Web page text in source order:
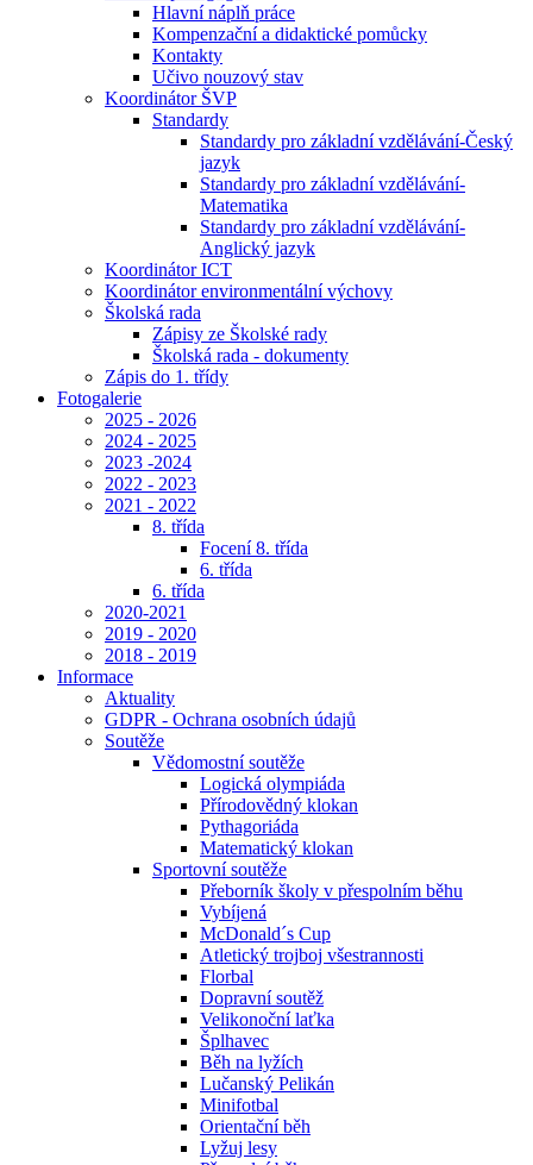
Hlavní náplň práce
Kompenzační a didaktické pomůcky
Kontakty
Učivo nouzový stav
Koordinátor ŠVP
Standardy
Standardy pro základní vzdělávání-Český
jazyk
Standardy pro základní vzdělávání-
Matematika
Standardy pro základní vzdělávání-
Anglický jazyk
Koordinátor ICT
Koordinátor environmentální výchovy
Školská rada
Zápisy ze Školské rady
Školská rada - dokumenty
Zápis do 1. třídy
Fotogalerie
2025 - 2026
2024 - 2025
2023 -2024
2022 - 2023
2021 - 2022
8. třída
Focení 8. třída
6. třída
6. třída
2020-2021
2019 - 2020
2018 - 2019
Informace
Aktuality
GDPR - Ochrana osobních údajů
Soutěže
Vědomostní soutěže
Logická olympiáda
Přírodovědný klokan
Pythagoriáda
Matematický klokan
Sportovní soutěže
Přeborník školy v přespolním běhu
Vybíjená
McDonald´s Cup
Atletický trojboj všestrannosti
Florbal
Dopravní soutěž
Velikonoční laťka
Šplhavec
Běh na lyžích
Lučanský Pelikán
Minifotbal
Orientační běh
Lyžuj lesy